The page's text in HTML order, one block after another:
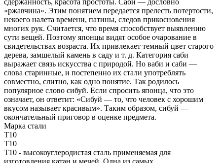
«ржавчина». Этим понятием передается прелесть потертости,
некоего налета времени, патины, следов прикосновения
многих рук. Считается, что время способствует выявлению
сути вещей. Поэтому японцы видят особое очарование в
свидетельствах возраста. Их привлекает темный цвет старого
дерева, замшелый камень в саду и т. д. Категория саби
выражает связь искусства с природой. Но ваби и саби —
слова старинные, и постепенно их стали употреблять
совместно, слитно, как одно понятие. Так родилось
популярное слово сибуй. Если спросить японца, что это
означает, он ответит: «Сибуй — то, что человек с хорошим
вкусом называет красивым». Таким образом, сибуй —
окончательный приговор в оценке предмета.
Марка стали
T10
T10
T10 - высокоуглеродистая сталь применяемая для
изготовления катан и мечей. Одна из самых